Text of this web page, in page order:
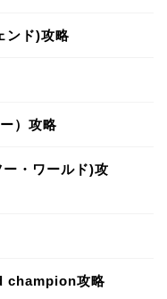
ンド)攻略
）攻略
・ワールド)攻
champion攻略